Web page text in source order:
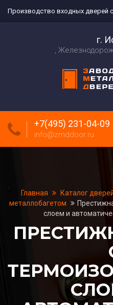
Производство входных дверей
г.
+7(495) 231-04-09
info@zmddoor.ru
Главная Каталог
металлобагетом
слоем и